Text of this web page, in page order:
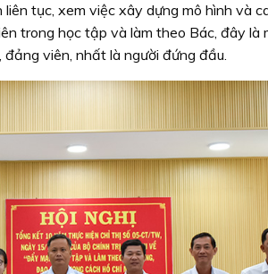
tục, xem việc xây dựng mô hình và
trong học tập và làm theo Bác, đây là
viên, nhất là người đứng đầu.